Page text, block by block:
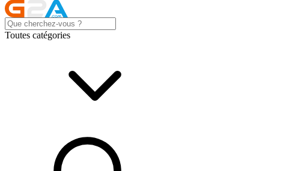
Toutes catégories